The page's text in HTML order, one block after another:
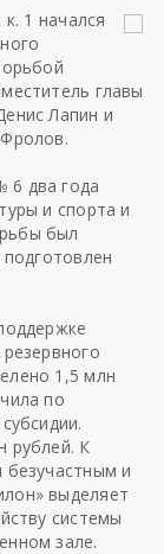
1 начался
главы
Лапин и
6 два года
и спорта и
был
1,5 млн
по
рублей. К
безучастным и
выделяет
системы
зале.